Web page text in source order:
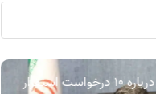
تصمیم‌گیری درباره ۱۰ درخواست استقرار